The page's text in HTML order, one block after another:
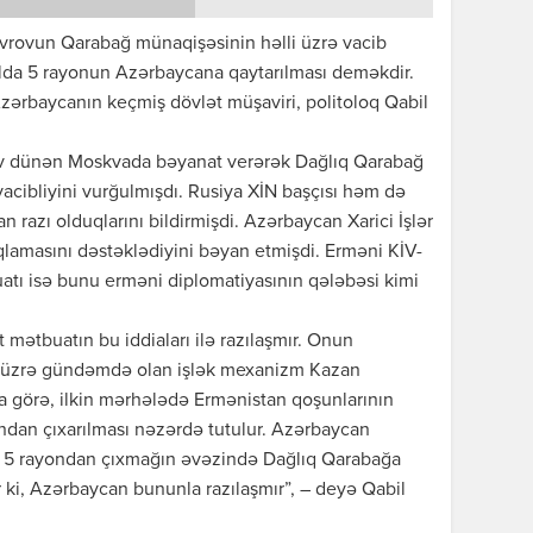
Qarabağ münaqişəsinin həlli üzrə vacib
5 rayonun Azərbaycana qaytarılması deməkdir.
keçmiş dövlət müşaviri, politoloq Qabil
dünən Moskvada bəyanat verərək Dağlıq Qarabağ
vurğulmışdı. Rusiya XİN başçısı həm də
razı olduqlarını bildirmişdi. Azərbaycan Xarici İşlər
dəstəklədiyini bəyan etmişdi. Erməni KİV-
isə bunu erməni diplomatiyasının qələbəsi kimi
bu iddiaları ilə razılaşmır. Onun
gündəmdə olan işlək mexanizm Kazan
görə, ilkin mərhələdə Ermənistan qoşunlarının
çıxarılması nəzərdə tutulur. Azərbaycan
rayondan çıxmağın əvəzində Dağlıq Qarabağa
Azərbaycan bununla razılaşmır”, – deyə Qabil